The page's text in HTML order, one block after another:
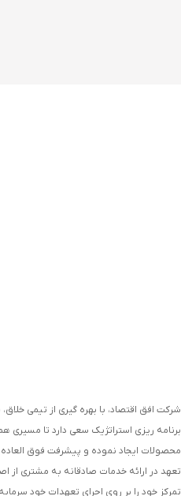
شرکت افق اقتصاد، با بهره گیری از تیمی خلاق،
برنامه ریزی استراتژیک سعی دارد تا مسیری
محصولات ایجاد نموده و پیشرفت فوق العاده
تعهد در ارائه خدمات صادقانه به مشتری از
تمرکز خود را بر روی اجرای تعهدات خود